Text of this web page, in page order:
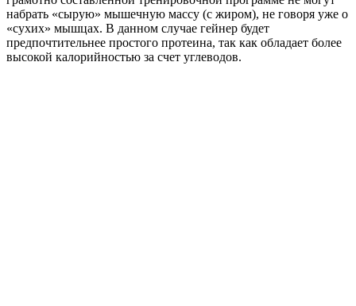
набрать «сырую» мышечную массу (с жиром), не говоря уже о
«сухих» мышцах. В данном случае гейнер будет
предпочтительнее простого протеина, так как обладает более
высокой калорийностью за счет углеводов.